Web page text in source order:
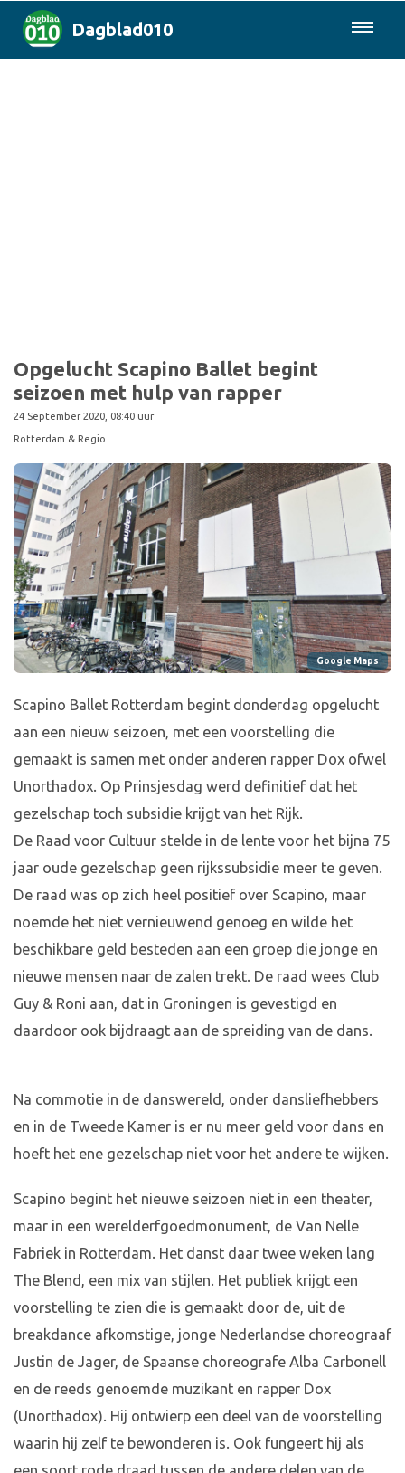
Dagblad010
Opgelucht Scapino Ballet begint
seizoen met hulp van rapper
24 September 2020, 08:40 uur
Rotterdam & Regio
Google Maps
Scapino Ballet Rotterdam begint donderdag opgelucht
aan een nieuw seizoen, met een voorstelling die
gemaakt is samen met onder anderen rapper Dox ofwel
Unorthadox. Op Prinsjesdag werd definitief dat het
gezelschap toch subsidie krijgt van het Rijk.
De Raad voor Cultuur stelde in de lente voor het bijna 75
jaar oude gezelschap geen rijkssubsidie meer te geven.
De raad was op zich heel positief over Scapino, maar
noemde het niet vernieuwend genoeg en wilde het
beschikbare geld besteden aan een groep die jonge en
nieuwe mensen naar de zalen trekt. De raad wees Club
Guy & Roni aan, dat in Groningen is gevestigd en
daardoor ook bijdraagt aan de spreiding van de dans.
Na commotie in de danswereld, onder dansliefhebbers
en in de Tweede Kamer is er nu meer geld voor dans en
hoeft het ene gezelschap niet voor het andere te wijken.
Scapino begint het nieuwe seizoen niet in een theater,
maar in een werelderfgoedmonument, de Van Nelle
Fabriek in Rotterdam. Het danst daar twee weken lang
The Blend, een mix van stijlen. Het publiek krijgt een
voorstelling te zien die is gemaakt door de, uit de
breakdance afkomstige, jonge Nederlandse choreograaf
Justin de Jager, de Spaanse choreografe Alba Carbonell
en de reeds genoemde muzikant en rapper Dox
(Unorthadox). Hij ontwierp een deel van de voorstelling
waarin hij zelf te bewonderen is. Ook fungeert hij als